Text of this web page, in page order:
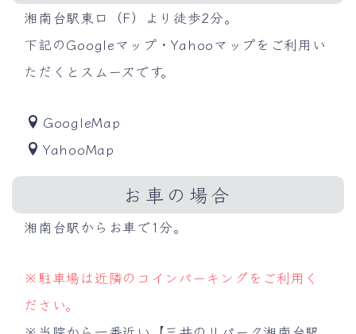
湘南台駅東口（F）より徒歩2分。
下記のGoogleマップ・Yahooマップをご利用い
ただくとスムーズです。
GoogleMap
YahooMap
お車の場合
湘南台駅からお車で1分。
※駐車場は近隣のコインパーキングをご利用く
ださい。